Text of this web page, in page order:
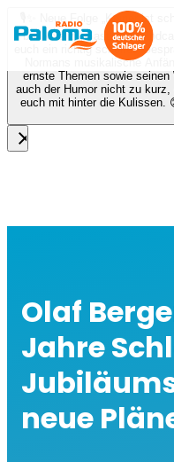
🎙️✨ Neue Folge „Keiner ist
bei Nora zu Gast beim
euch ein richtig schönes
Normans musikalische
ernste Themen sowie
auch der Humor nicht zu
euch mit hinter die Kulissen.
close
Olaf
Jahre
neue